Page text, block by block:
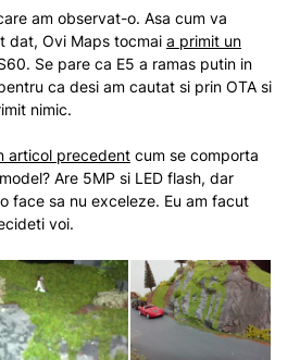
am observat-o. Asa cum va
dat, Ovi Maps tocmai a primit un
Se pare ca E5 a ramas putin in
ca desi am cautat si prin OTA si
nimic.
articol precedent cum se comporta
Are 5MP si LED flash, dar
face sa nu exceleze. Eu am facut
voi.